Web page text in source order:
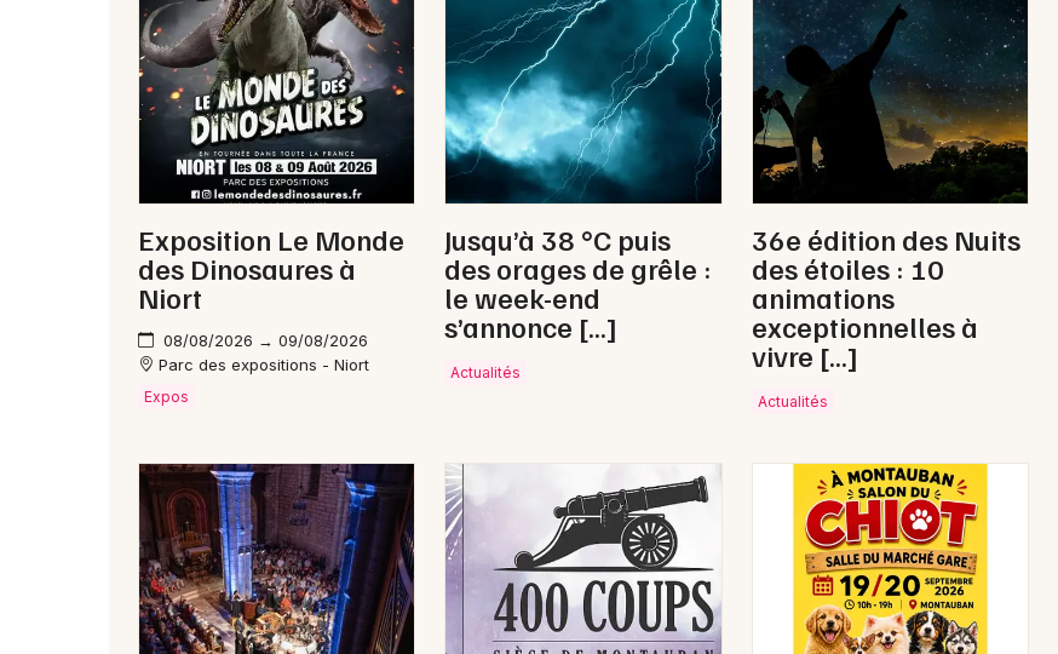
Newsletter des sorties
Artistes en tournée
Actus dans le Lot
Magazine dans le Lot
46 - Lot
Choisir mes départements
Mon email
Exposition Le Monde
des Dinosaures à
Niort
08/08/2026 → 09/08/2026
Parc des expositions - Niort
Expos
Jusqu’à 38 °C puis
des orages de grêle :
le week-end
s’annonce […]
Actualités
36e édition des Nuits
des étoiles : 10
animations
exceptionnelles à
vivre […]
Actualités